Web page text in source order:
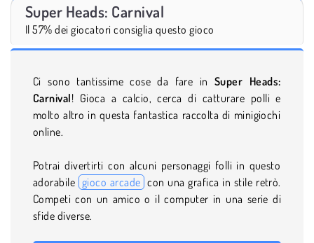
Super Heads: Carnival
Il 57% dei giocatori consiglia questo gioco
Ci sono tantissime cose da fare in Super Heads:
Carnival! Gioca a calcio, cerca di catturare polli e
molto altro in questa fantastica raccolta di minigiochi
online.
Potrai divertirti con alcuni personaggi folli in questo
adorabile gioco arcade con una grafica in stile retrò.
Competi con un amico o il computer in una serie di
sfide diverse.